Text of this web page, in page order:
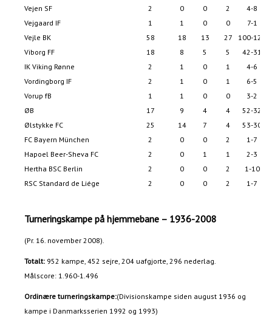
Vejen SF 2 0 0 2
4-8
Vejgaard IF
1 1 0 0
7-1
Vejle BK
58 18 13 27
100-122
Viborg FF
18 8 5 5
42-31
IK Viking Rønne
2 1 0 1
4-6
Vordingborg IF
2 1 0 1
6-5
Vorup fB
1 1 0 0
3-2
ØB
17 9 4 4
52-32
Ølstykke FC
25 14 7 4
53-30
FC Bayern München
2 0 0 2
1-7
Hapoel Beer-Sheva FC
2 0 1 1
2-3
Hertha BSC Berlin
2 0 0 2
1-10
RSC Standard de Liége
2 0 0 2 1-7
Turneringskampe på hjemmebane – 1936-2008
(Pr. 16. november 2008).
Totalt: 952 kampe, 452 sejre, 204 uafgjorte, 296 nederlag.
Målscore: 1.960-1.496
Ordinære turneringskampe:(Divisionskampe siden august 1936 og
kampe i Danmarksserien 1992 og 1993)